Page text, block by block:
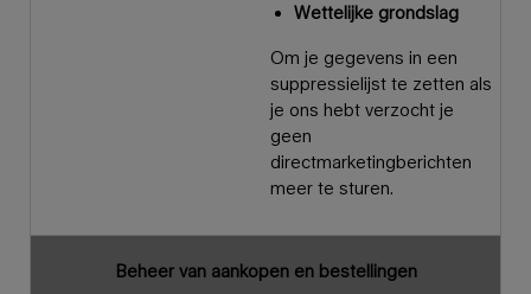
Wettelijke grondslag
Om je gegevens in een
suppressielijst te zetten als
je ons hebt verzocht je
geen
directmarketingberichten
meer te sturen.
Beheer van aankopen en bestellingen